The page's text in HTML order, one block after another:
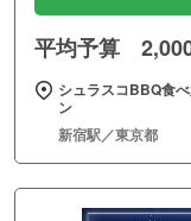
平均予算
シュラスコBBQ食
ン
新宿駅／東京都